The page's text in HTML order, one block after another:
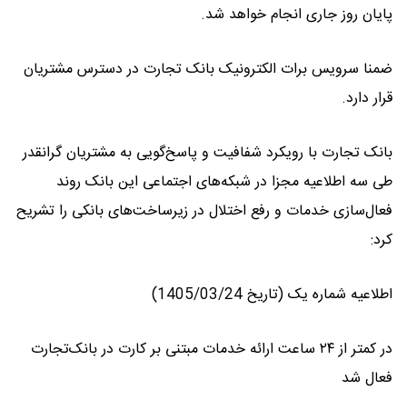
پایان روز جاری انجام خواهد شد.
ضمنا سرویس برات الکترونیک بانک تجارت در دسترس مشتریان
قرار دارد.
بانک تجارت با رویکرد شفافیت و پاسخ‌گویی به مشتریان گرانقدر
طی سه اطلاعیه مجزا در شبکه‌های اجتماعی این بانک روند
فعال‌سازی خدمات و رفع اختلال در زیرساخت‌های بانکی را تشریح
کرد:
اطلاعیه شماره یک (تاریخ 1405/03/24)
در کمتر از ۲۴ ساعت ارائه خدمات مبتنی بر کارت در بانک‌تجارت
فعال شد